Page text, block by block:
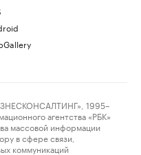
1995–
агентства «РБК»
массовой информации
в сфере связи,
коммуникаций